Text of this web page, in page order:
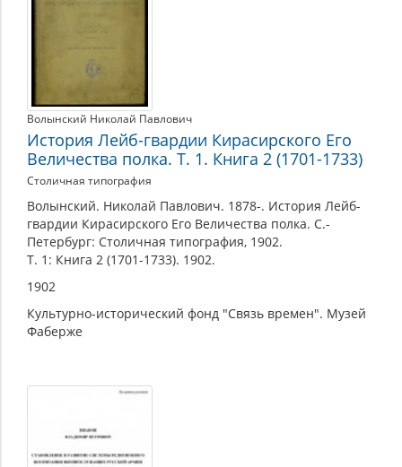
Волынский Николай Павлович
История Лейб-гвардии Кирасирского Его
Величества полка. Т. 1. Книга 2 (1701-1733)
Столичная типография
Волынский. Николай Павлович. 1878-. История Лейб-
гвардии Кирасирского Его Величества полка. С.-
Петербург: Столичная типография, 1902.
Т. 1: Книга 2 (1701-1733). 1902.
1902
Культурно-исторический фонд "Связь времен". Музей
Фаберже